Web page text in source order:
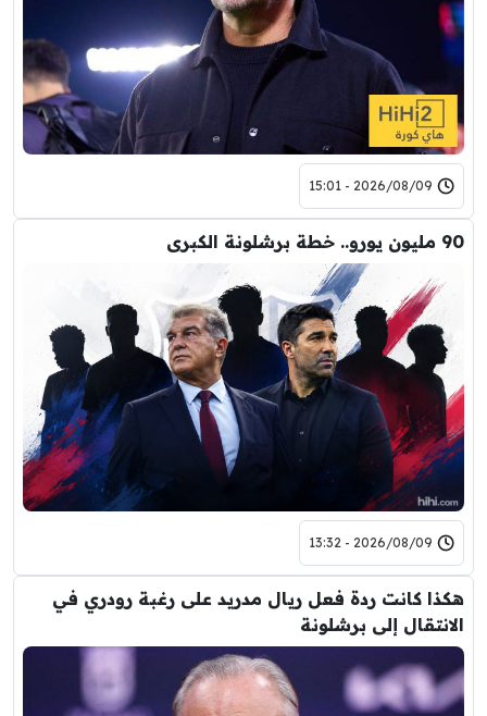
2026/08/09 - 15:01
90 مليون يورو.. خطة برشلونة الكبرى
2026/08/09 - 13:32
هكذا كانت ردة فعل ريال مدريد على رغبة رودري في
الانتقال إلى برشلونة